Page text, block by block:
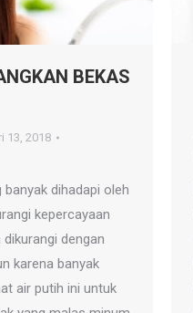
BEKAS
13, 2018
dihadapi oleh
kepercayaan
dengan
karena banyak
air putih ini untuk